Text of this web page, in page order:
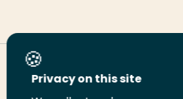
Deel deze pagina
Privacy on this site